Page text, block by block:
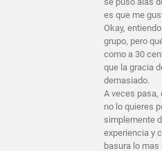
es que me
Okay,
grupo, pero
como a 30
que la gracia
demasiado.
A veces pasa,
no lo quieres
simplemente
experiencia y
basura lo mas